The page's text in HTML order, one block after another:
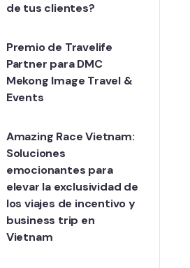
de tus clientes?
Premio de Travelife
Partner para DMC
Mekong Image Travel &
Events
Amazing Race Vietnam:
Soluciones
emocionantes para
elevar la exclusividad de
los viajes de incentivo y
business trip en
Vietnam